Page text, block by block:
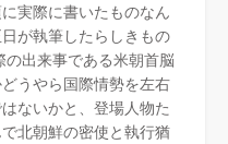
実際に書いたものなん
が執筆したらしきもの
出来事である米朝首脳
うやら国際情勢を左右
ないかと、登場人物た
北朝鮮の密使と執行猶